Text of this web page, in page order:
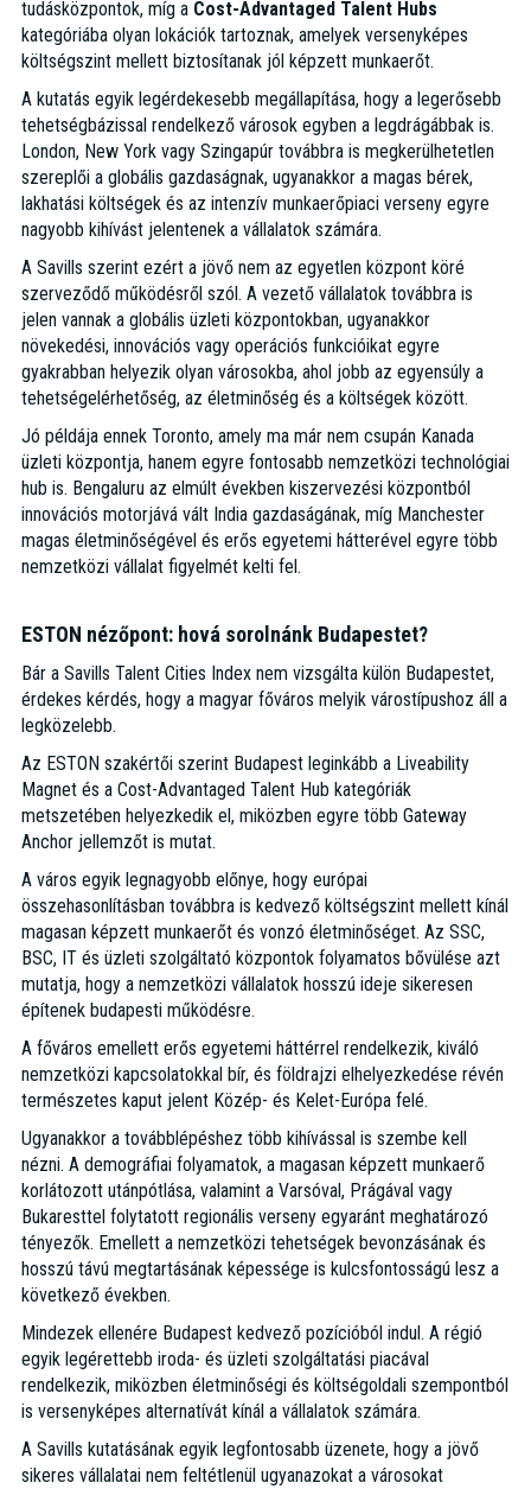
tudásközpontok, míg a Cost-Advantaged Talent Hubs
kategóriába olyan lokációk tartoznak, amelyek versenyképes
költségszint mellett biztosítanak jól képzett munkaerőt.
A kutatás egyik legérdekesebb megállapítása, hogy a legerősebb
tehetségbázissal rendelkező városok egyben a legdrágábbak is.
London, New York vagy Szingapúr továbbra is megkerülhetetlen
szereplői a globális gazdaságnak, ugyanakkor a magas bérek,
lakhatási költségek és az intenzív munkaerőpiaci verseny egyre
nagyobb kihívást jelentenek a vállalatok számára.
A Savills szerint ezért a jövő nem az egyetlen központ köré
szerveződő működésről szól. A vezető vállalatok továbbra is
jelen vannak a globális üzleti központokban, ugyanakkor
növekedési, innovációs vagy operációs funkcióikat egyre
gyakrabban helyezik olyan városokba, ahol jobb az egyensúly a
tehetségelérhetőség, az életminőség és a költségek között.
Jó példája ennek Toronto, amely ma már nem csupán Kanada
üzleti központja, hanem egyre fontosabb nemzetközi technológiai
hub is. Bengaluru az elmúlt években kiszervezési központból
innovációs motorjává vált India gazdaságának, míg Manchester
magas életminőségével és erős egyetemi hátterével egyre több
nemzetközi vállalat figyelmét kelti fel.
ESTON nézőpont: hová sorolnánk Budapestet?
Bár a Savills Talent Cities Index nem vizsgálta külön Budapestet,
érdekes kérdés, hogy a magyar főváros melyik várostípushoz áll a
legközelebb.
Az ESTON szakértői szerint Budapest leginkább a Liveability
Magnet és a Cost-Advantaged Talent Hub kategóriák
metszetében helyezkedik el, miközben egyre több Gateway
Anchor jellemzőt is mutat.
A város egyik legnagyobb előnye, hogy európai
összehasonlításban továbbra is kedvező költségszint mellett kínál
magasan képzett munkaerőt és vonzó életminőséget. Az SSC,
BSC, IT és üzleti szolgáltató központok folyamatos bővülése azt
mutatja, hogy a nemzetközi vállalatok hosszú ideje sikeresen
építenek budapesti működésre.
A főváros emellett erős egyetemi háttérrel rendelkezik, kiváló
nemzetközi kapcsolatokkal bír, és földrajzi elhelyezkedése révén
természetes kaput jelent Közép- és Kelet-Európa felé.
Ugyanakkor a továbblépéshez több kihívással is szembe kell
nézni. A demográfiai folyamatok, a magasan képzett munkaerő
korlátozott utánpótlása, valamint a Varsóval, Prágával vagy
Bukaresttel folytatott regionális verseny egyaránt meghatározó
tényezők. Emellett a nemzetközi tehetségek bevonzásának és
hosszú távú megtartásának képessége is kulcsfontosságú lesz a
következő években.
Mindezek ellenére Budapest kedvező pozícióból indul. A régió
egyik legérettebb iroda- és üzleti szolgáltatási piacával
rendelkezik, miközben életminőségi és költségoldali szempontból
is versenyképes alternatívát kínál a vállalatok számára.
A Savills kutatásának egyik legfontosabb üzenete, hogy a jövő
sikeres vállalatai nem feltétlenül ugyanazokat a városokat